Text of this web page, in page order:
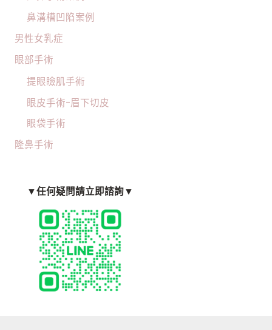
鼻溝槽凹陷案例
男性女乳症
眼部手術
提眼瞼肌手術
眼皮手術-眉下切皮
眼袋手術
隆鼻手術
▼任何疑問請立即諮詢▼